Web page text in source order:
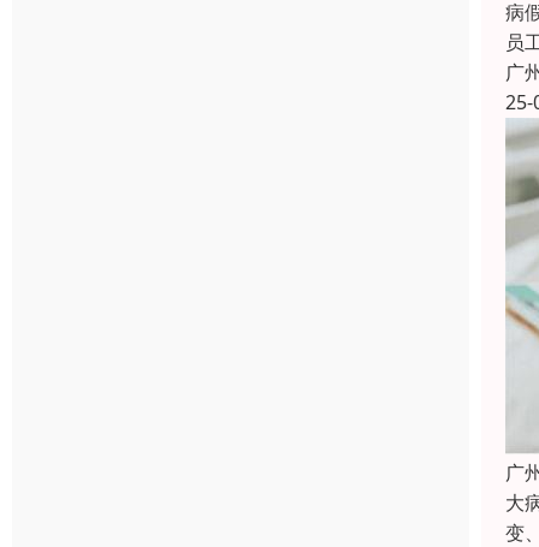
病
员
广
25-
广
大
变